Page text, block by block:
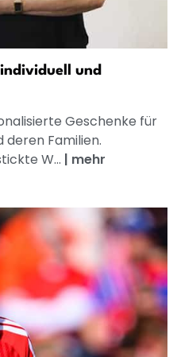
und
Geschenke für
Familien.
W... | mehr